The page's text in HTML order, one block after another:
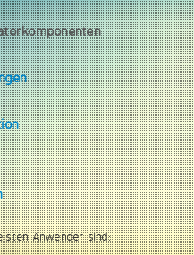
Anwender sind: